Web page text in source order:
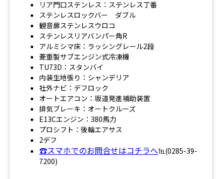
リア門口ステンレス：ステンレス丁番
ステンレスロックバー ダブル
観音扉ステンレスウロコ
ステンレスリアバンパー角R
アルミシマ床：ラッシングレール2段
菱重製サブエンジン式冷凍機
TU73D：スタンバイ
内装生地張り：シャンデリア
社外ナビ：デフロック
オートエアコン：坂道発進補助装置
排気ブレーキ：オートクルーズ
E13Cエンジン：380馬力
プロシフト：後輪エアサス
2デフ
☎スマホでのお問合せはコチラへ℡(0285-39-
7200)